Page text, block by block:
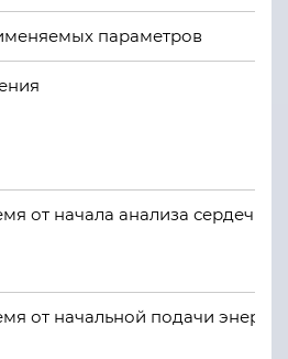
параметров
от начала анализа
от начальной подачи